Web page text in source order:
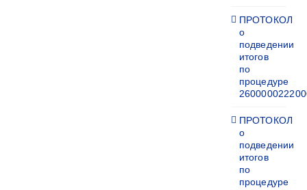
ПРОТОКОЛ
о
подведении
итогов
по
процедуре
ПРОТОКОЛ
о
подведении
итогов
по
процедуре